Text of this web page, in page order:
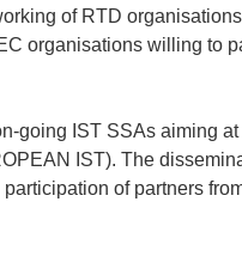
of RTD
organisations willing to
going IST SSAs aiming
IST). The
of partners